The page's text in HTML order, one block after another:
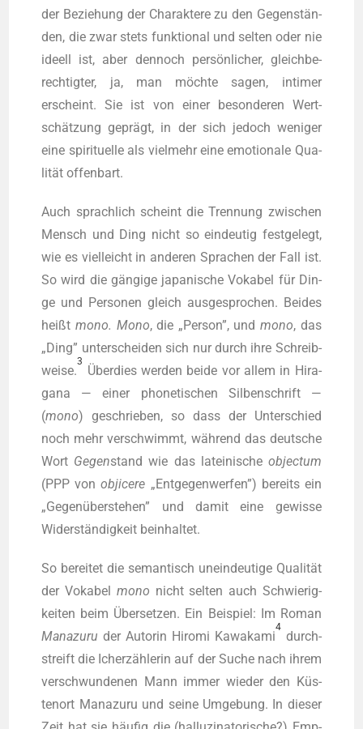
der Bezie­hung der Cha­rak­te­re zu den Gegen­stän­
den, die zwar stets funk­tio­nal und sel­ten oder nie
ideell ist, aber den­noch per­sön­li­cher, gleich­be­
rech­tig­ter, ja, man möch­te sagen, inti­mer
erscheint. Sie ist von einer beson­de­ren Wert­
schät­zung geprägt, in der sich jedoch weni­ger
eine spi­ri­tu­el­le als viel­mehr eine emo­tio­na­le Qua­
li­tät offenbart.
Auch sprach­lich scheint die Tren­nung zwi­schen
Mensch und Ding nicht so ein­deu­tig fest­ge­legt,
wie es viel­leicht in ande­ren Spra­chen der Fall ist.
So wird die gän­gi­ge japa­ni­sche Voka­bel für Din­
ge und Per­so­nen gleich aus­ge­spro­chen. Bei­des
heißt mono. Mono, die „Per­son”, undmono, das
„Ding” unter­schei­den sich nur durch ihre Schreib­
wei­se.
3
Über­dies wer­den bei­de vor allem in Hira­
ga­na — einer pho­ne­ti­schen Sil­ben­schrift —
(mono) geschrie­ben, so dass der Unter­schied
noch mehr ver­schwimmt, wäh­rend das deut­sche
Wort Gegenstand wie das latei­ni­sche objec­tum
(PPP vonobji­ce­re „Ent­ge­gen­wer­fen”) bereits ein
„Gegen­über­ste­hen” und damit eine gewis­se
Wider­stän­dig­keit beinhaltet.
So berei­tet die seman­tisch unein­deu­ti­ge Qua­li­tät
der Voka­bel mono nicht sel­ten auch Schwie­rig­
kei­ten beim Über­set­zen. Ein Bei­spiel: Im Roman
Mana­zu­ru der Autorin Hiro­mi Kawa­ka­mi
4
durch­
streift die Ich­er­zäh­le­rin auf der Suche nach ihrem
ver­schwun­de­nen Mann immer wie­der den Küs­
ten­ort Mana­zu­ru und sei­ne Umge­bung. In die­ser